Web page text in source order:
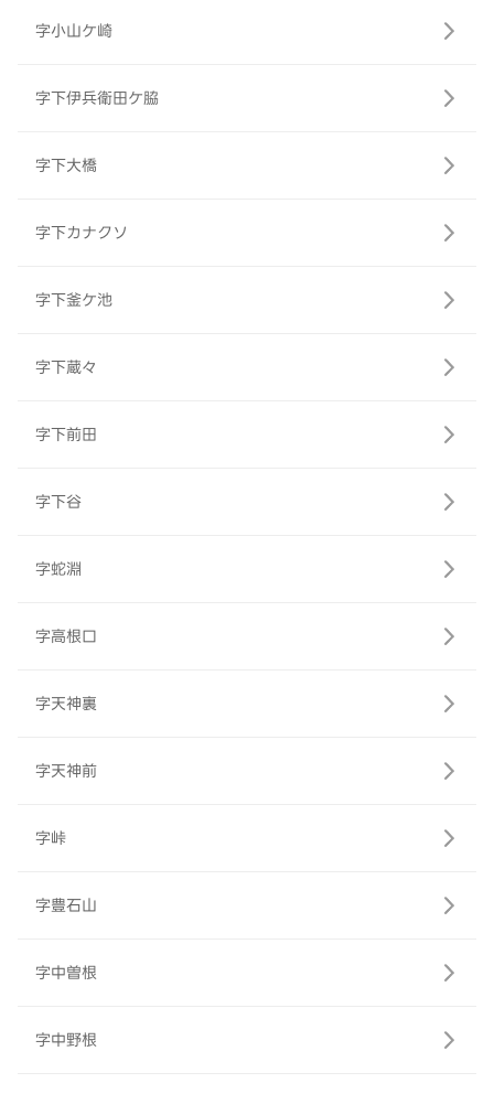
字小山ケ崎
字下伊兵衛田ケ脇
字下大橋
字下カナクソ
字下釜ケ池
字下蔵々
字下前田
字下谷
字蛇淵
字高根口
字天神裏
字天神前
字峠
字豊石山
字中曽根
字中野根